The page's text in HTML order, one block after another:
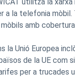
a la telefonia mòbil.
amb
la Unió Europea
de la UE com
per a trucades